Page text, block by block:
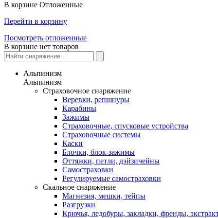
В корзине Отложенные
Перейти в корзину
Посмотреть отложенные
В корзине нет товаров
Альпинизм
Альпинизм
Страховочное снаряжение
Веревки, репшнуры
Карабины
Зажимы
Страховочные, спусковые устройства
Страховочные системы
Каски
Блочки, блок-зажимы
Оттяжки, петли, дэйзичейны
Самостраховки
Регулируемые самостраховки
Скальное снаряжение
Магнезия, мешки, тейпы
Разгрузки
Крючья, ледобуры, закладки, френды,